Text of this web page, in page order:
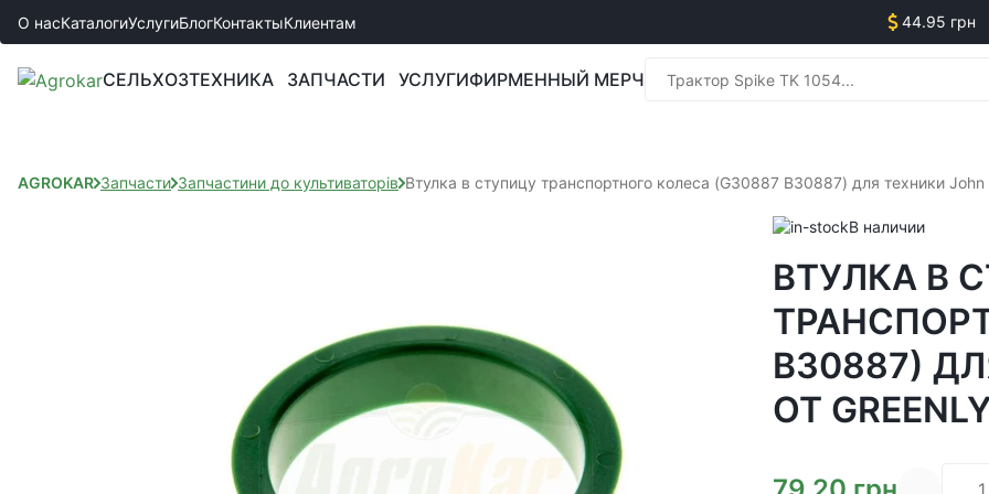
О насКаталогиУслугиБлогКонтактыКлиентам 44.95 грн
СЕЛЬХОЗТЕХНИКА ЗАПЧАСТИ УСЛУГИФИРМЕННЫЙ МЕРЧ
AGROKAR Запчасти Запчастини до культиваторів Втулка в ступицу транспортного колеса (G30887 B30887) для техники John
В наличии
ВТУЛКА В
B30887)
ОТ